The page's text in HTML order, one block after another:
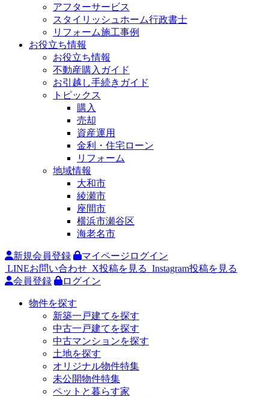
アフターサービス
スタイリッシュホーム行政書士
リフォーム施工事例
お役立ち情報
お役立ち情報
不動産購入ガイド
お引越し手続きガイド
トピックス
購入
売却
資産運用
金利・住宅ローン
リフォーム
地域情報
大和市
綾瀬市
座間市
横浜市瀬谷区
海老名市
新規会員登録
マイページログイン
LINEお問い合わせ X投稿を見る Instagram投稿を見る
会員登録
ログイン
物件を探す
新築一戸建てを探す
中古一戸建てを探す
中古マンションを探す
土地を探す
オリジナル物件特集
未公開物件特集
ペットと暮らす家